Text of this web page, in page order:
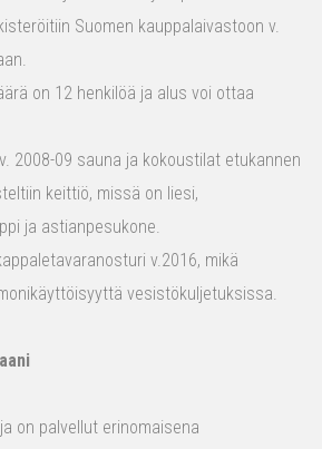
Suomen kauppalaivastoon v.
on 12 henkilöä ja alus voi ottaa
2008-09 sauna ja kokoustilat etukannen
keittiö, missä on liesi,
ja astianpesukone.
v.2016, mikä
vesistökuljetuksissa.
on palvellut erinomaisena